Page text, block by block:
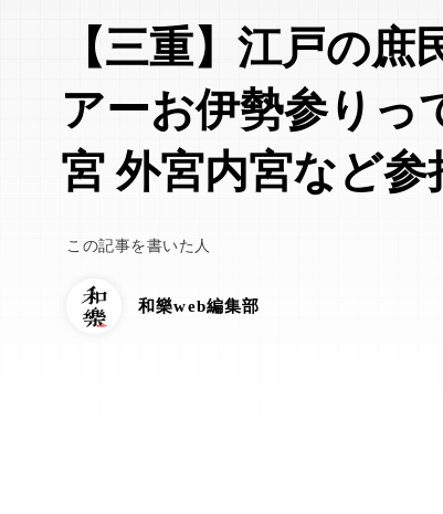
【三重】江戸の
アーお伊勢参りっ
宮 外宮内宮など
この記事を書いた人
和樂web編集部